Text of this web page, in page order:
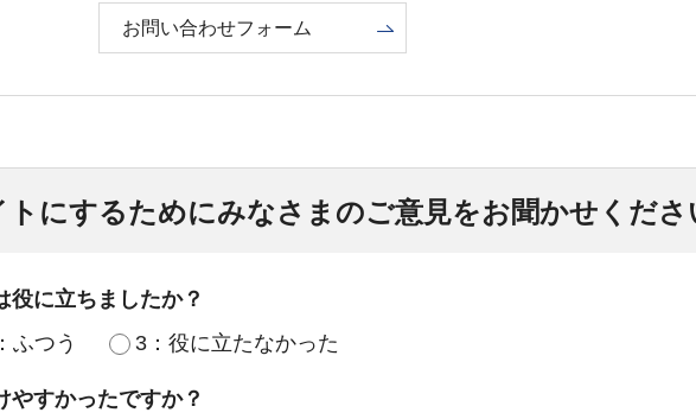
お問い合わせフォーム
トにするためにみなさまのご意見をお聞かせくださ
役に立ちましたか？
ふつう 3：役に立たなかった
やすかったですか？